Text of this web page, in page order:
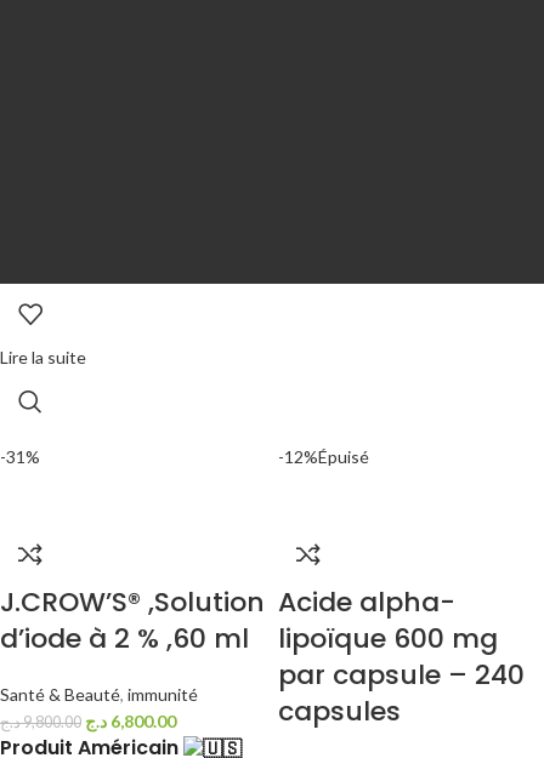
Lire la suite
-31%
J.CROW’S® ,Solution
d’iode à 2 % ,60 ml
Santé & Beauté, immunité
9,800.00د.ج 6,800.00 د.ج
Produit Américain
-12%Épuisé
Acide alpha-
lipoïque 600 mg
par capsule – 240
capsules